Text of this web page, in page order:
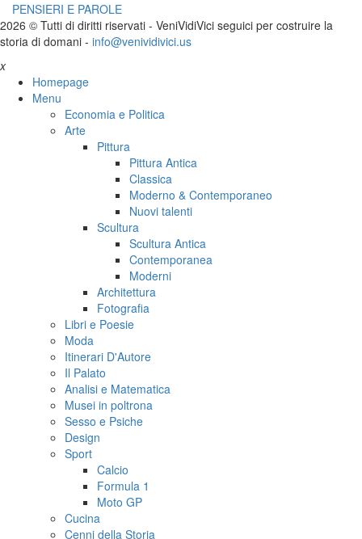
PENSIERI E PAROLE
2026 © Tutti di diritti riservati - VeniVidiVici seguici per costruire la
storia di domani - info@venividivici.us
x
Homepage
Menu
Economia e Politica
Arte
Pittura
Pittura Antica
Classica
Moderno & Contemporaneo
Nuovi talenti
Scultura
Scultura Antica
Contemporanea
Moderni
Architettura
Fotografia
Libri e Poesie
Moda
Itinerari D'Autore
Il Palato
Analisi e Matematica
Musei in poltrona
Sesso e Psiche
Design
Sport
Calcio
Formula 1
Moto GP
Cucina
Cenni della Storia